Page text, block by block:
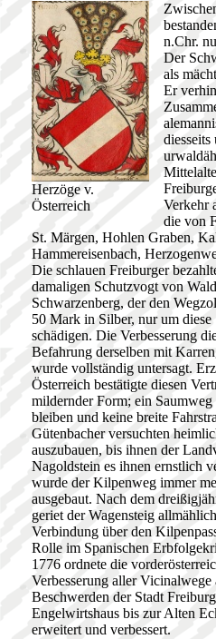
Herzöge v.
Österreich
n.Chr.
Der
als
Er
diesseits
Verkehr
die von
St. Märgen, Hohlen Graben,
Hammereisenbach,
Die schlauen Freiburger
damaligen Schutzvogt von
Schwarzenberg, der den
50 Mark in Silber, nur um
schädigen. Die Verbesserung
Befahrung derselben mit
wurde vollständig untersagt.
Österreich bestätigte diesen
mildernder Form; ein Saumweg
bleiben und keine breite
Gütenbacher versuchten
auszubauen, bis ihnen der
Nagoldstein es ihnen ernstlich
wurde der Kilpenweg immer
ausgebaut. Nach dem
geriet der Wagensteig
Verbindung über den
Rolle im Spanischen
1776 ordnete die
Verbesserung aller Vicinalwege
Beschwerden der Stadt
Engelwirtshaus bis zur Alten
erweitert und verbessert.